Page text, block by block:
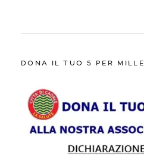
DONA IL TUO 5 PER MILLE